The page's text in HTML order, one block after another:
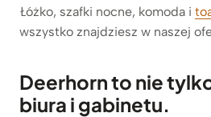
Łóżko, szafki nocne, komoda i
wszystko znajdziesz w naszej
Deerhorn to nie
biura i gabinetu.